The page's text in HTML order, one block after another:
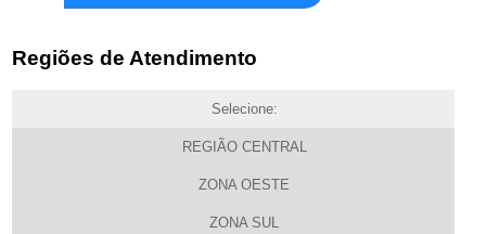
Regiões de Atendimento
Selecione:
REGIÃO CENTRAL
ZONA OESTE
ZONA SUL